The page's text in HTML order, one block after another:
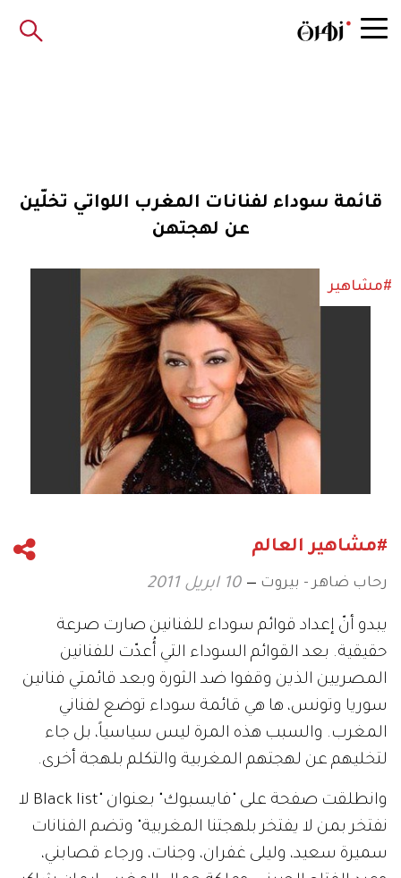
قائمة سوداء لفنانات المغرب اللواتي تخلّين
عن لهجتهن
#مشاهير
#مشاهير العالم
رحاب ضاهر - بيروت 10 ابريل 2011
يبدو أنّ إعداد قوائم سوداء للفنانين صارت صرعة
حقيقية. بعد القوائم السوداء التي أُعدّت للفنانين
المصريين الذين وقفوا ضد الثورة وبعد قائمتي فنانين
سوريا وتونس، ها هي قائمة سوداء توضع لفناني
المغرب. والسبب هذه المرة ليس سياسياً، بل جاء
لتخليهم عن لهجتهم المغربية والتكلم بلهجة أخرى.
وانطلقت صفحة على "فايسبوك" بعنوان "Black list لا
نفتخر بمن لا يفتخر بلهجتنا المغربية" وتضم الفنانات
سميرة سعيد، وليلى غفران، وجنات، ورجاء قصابني،